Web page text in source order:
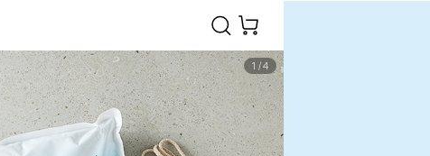
1 /4